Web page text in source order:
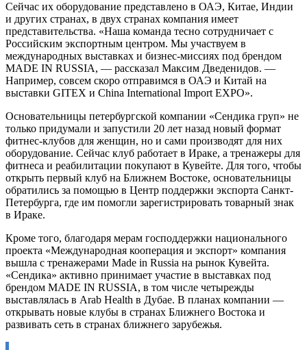
Сейчас их оборудование представлено в ОАЭ, Китае, Индии
и других странах, в двух странах компания имеет
представительства. «Наша команда тесно сотрудничает с
Российским экспортным центром. Мы участвуем в
международных выставках и бизнес-миссиях под брендом
MADE IN RUSSIA, — рассказал Максим Дведенидов. —
Например, совсем скоро отправимся в ОАЭ и Китай на
выставки GITEX и China International Import EXPO».
Основательницы петербургской компании «Сендика груп» не
только придумали и запустили 20 лет назад новый формат
фитнес-клубов для женщин, но и сами производят для них
оборудование. Сейчас клуб работает в Ираке, а тренажеры для
фитнеса и реабилитации покупают в Кувейте. Для того, чтобы
открыть первый клуб на Ближнем Востоке, основательницы
обратились за помощью в Центр поддержки экспорта Санкт-
Петербурга, где им помогли зарегистрировать товарный знак
в Ираке.
Кроме того, благодаря мерам господдержки национального
проекта «Международная кооперация и экспорт» компания
вышла с тренажерами Made in Russia на рынок Кувейта.
«Сендика» активно принимает участие в выставках под
брендом MADE IN RUSSIA, в том числе четырежды
выставлялась в Arab Health в Дубае. В планах компании —
открывать новые клубы в странах Ближнего Востока и
развивать сеть в странах ближнего зарубежья.